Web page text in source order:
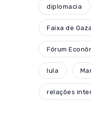
diplomacia
Faixa de Gaza
Fórum
lula
relações